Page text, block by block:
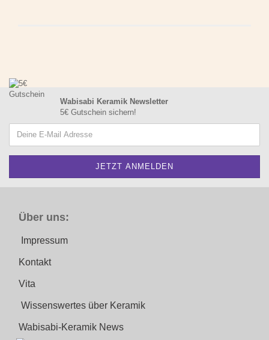
Wabisabi Keramik Newsletter
5€ Gutschein sichern!
Über uns:
Impressum
Kontakt
Vita
Wissenswertes über Keramik
Wabisabi-Keramik News